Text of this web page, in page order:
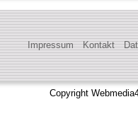
Impressum Kontakt
Copyright